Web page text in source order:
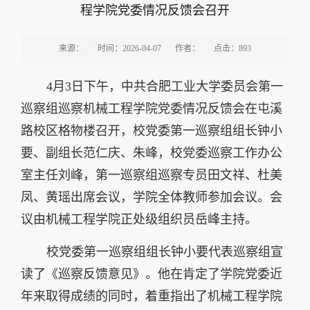
程学院党委情况反馈会召开
来源： 时间：2026-04-07 作者： 点击： 893
4月3日下午，中共合肥工业大学委员会第一
巡察组巡察机械工程学院党委情况反馈会在屯溪
路校区格物楼召开，校党委第一巡察组组长钟小
要、副组长范仁庆、朱峰，校党委巡察工作办公
室主任刘峰，第一巡察组巡察专员田文祥、杜美
凤、黄瑶出席会议，学院全体教师参加会议。会
议由机械工程学院正处级组织员岳峰主持。
校党委第一巡察组组长钟小要代表巡察组宣
读了《巡察反馈意见》。他在肯定了学院党委近
年来取得成绩的同时，着重指出了机械工程学院